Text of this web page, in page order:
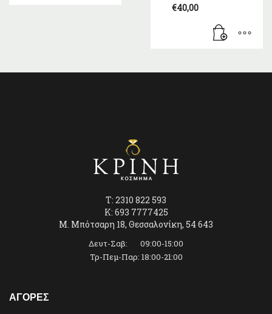
€50,00.
€40,00
τρέχουσα
T: 2310 822 593
K: 693 7777425
Μ. Μπότσαρη 18, Θεσσαλονίκη, 54 643
Δευτ-Σαβ: 09:00-15:00
Τρ-Πεμ-Παρ: 18:00-21:00
ΑΓΟΡΕΣ